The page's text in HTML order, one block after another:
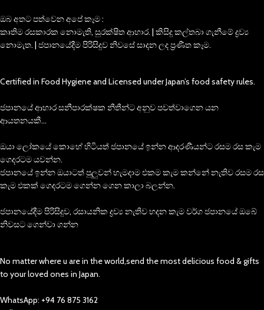
ඔබ අතට පත්වෙන අපේ කෑම :
කෘතිම රසකාරක නොමැති, සුරක්ෂිත ආහාර. | කිසිදු කල්තබා ගැනීමේ ද්‍රව්‍ය
නොමැත. | ජපානයේදීම පිරිසිදුව නිවසේ සාදන ලද ප්‍රණීත කෑම.
Certified in Food Hygiene and Licensed under Japan’s food safety rules.
ජපානයේ ආහාර සනීපාරක්ෂක නීතීන්ට අනුව පවත්වාගෙන යන
ආයතනයකී…
ඔයා ලෝකයේ කොහේ හිටියත් ජපානයේ ඉන්න ආදරණීයන්ට රසම රස කැම
ගෙදරටම යවන්න.
ජපානයේ ඉන්න ඔයාටත් පුලුවන් හැමදාම එකම කැම කන්නේ නැතිව රසම රස
කැම එකක් ගෙදරටම ගෙන්න ගෙන කාලා බලන්න.
ජපානයේදීම පිරිසිදුව, රසායනික ද්‍රව්‍ය නැතිව හදන කැම වර්ග ජපානයේ ඔබේ
නිවසට ගෙන්වා ගන්න
No matter where u are in the world,send the most delicious food & gifts
to your loved ones in Japan.
WhatsApp: +94 76 875 3162